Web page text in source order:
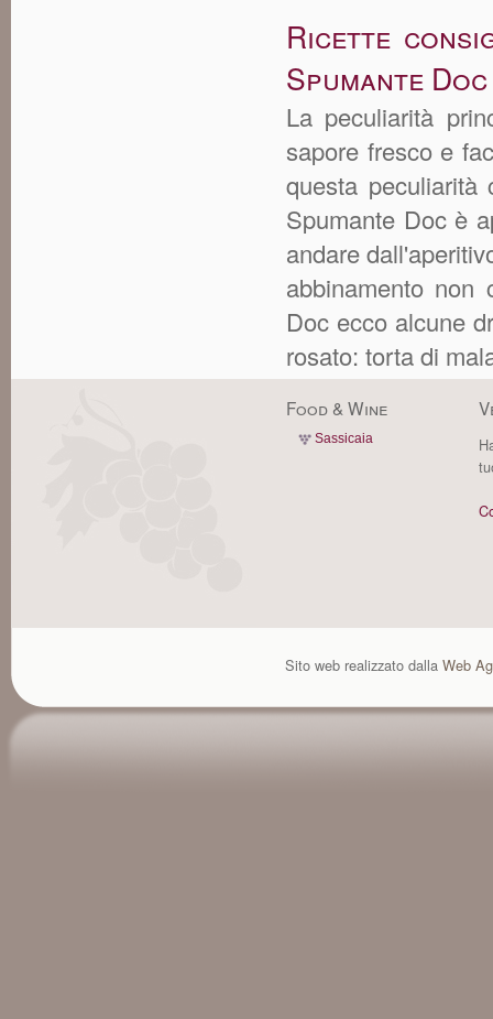
Ricette
Spumante Doc
La peculiarità
sapore fresco e
questa
Spumante Doc è
andare
abbinamento non
Doc ecco alcune
rosato: torta di
Food & Wine
Sassicaia
Sito web realizzato dalla Web